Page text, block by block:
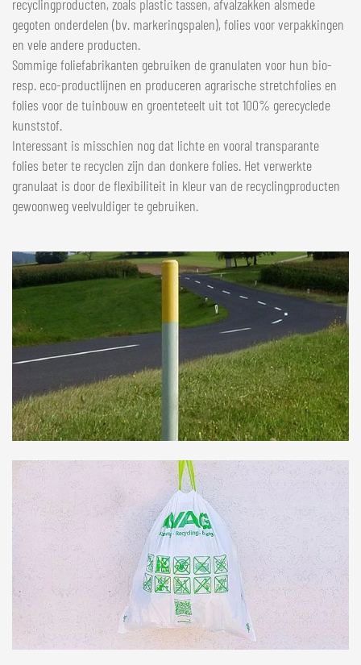
recyclingproducten, zoals plastic tassen, afvalzakken alsmede
gegoten onderdelen (bv. markeringspalen), folies voor verpakkingen
en vele andere producten.
Sommige foliefabrikanten gebruiken de granulaten voor hun bio-
resp. eco-productlijnen en produceren agrarische stretchfolies en
folies voor de tuinbouw en groenteteelt uit tot 100% gerecyclede
kunststof.
Interessant is misschien nog dat lichte en vooral transparante
folies beter te recyclen zijn dan donkere folies. Het verwerkte
granulaat is door de flexibiliteit in kleur van de recyclingproducten
gewoonweg veelvuldiger te gebruiken.